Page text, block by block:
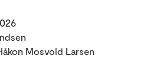
Mosvold Larsen